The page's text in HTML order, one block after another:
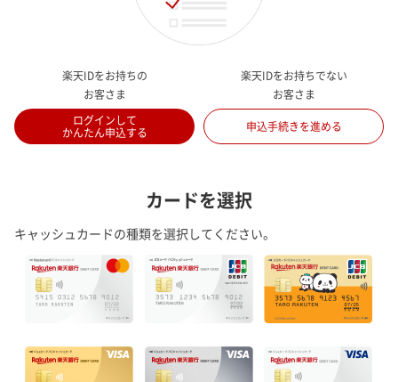
楽天IDをお持ちの
お客さま
ログインして
かんたん申込する
楽天IDをお持ちでない
お客さま
申込手続きを進める
カードを選択
キャッシュカードの種類を選択してください。